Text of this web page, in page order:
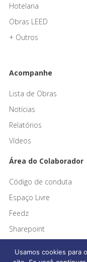
Hotelaria
Obras LEED
+ Outros
Acompanhe
Lista de Obras
Notícias
Relatórios
Vídeos
Área do Colaborador
Código de conduta
Espaço Livre
Feedz
Sharepoint
Usamos cookies para